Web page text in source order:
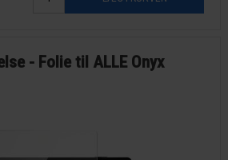
- Folie til ALLE Onyx